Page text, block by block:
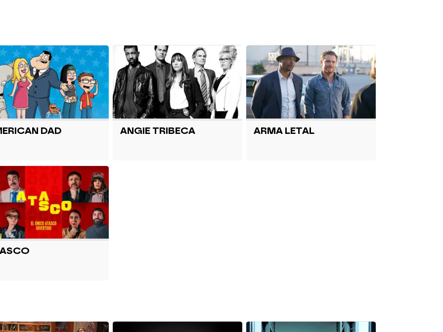
DAD ANGIE TRIBECA ARMA LETAL